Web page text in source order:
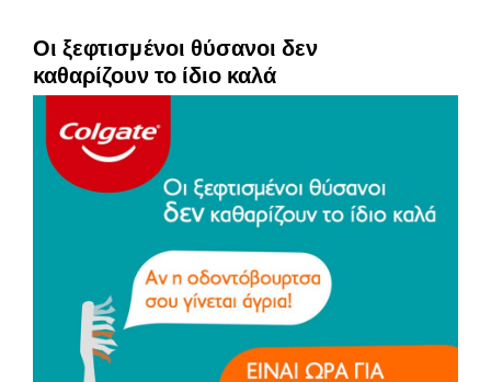
Οι ξεφτισμένοι θύσανοι δεν
καθαρίζουν το ίδιο καλά
C